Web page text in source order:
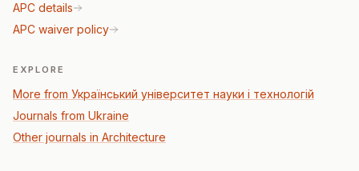
APC details
APC waiver policy
EXPLORE
More from Український університет науки і технологій
Journals from Ukraine
Other journals in Architecture